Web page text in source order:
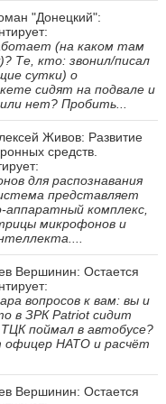
"Донецкий":
(на каком там
Те, кто: звонил/писал
сутки) о
сидят на подвале и
нет? Пробить...
Живов: Развитие
средств.
для распознавания
представляет
аппаратный комплекс,
микрофонов и
Вершинин: Остается
вопросов к вам: вы и
в ЗРК Patriot сидит
поймал в автобусе?
офицер НАТО и расчёт
Вершинин: Остается